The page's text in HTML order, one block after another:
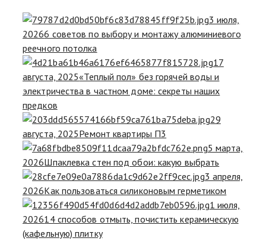
3 июля,
20266 советов по выбору и монтажу алюминиевого
реечного потолка
17
августа, 2025«Теплый пол» без горячей воды и
электричества в частном доме: секреты наших
предков
29
августа, 2025Ремонт квартиры П3
5 марта,
2026Шпаклевка стен под обои: какую выбрать
3 апреля,
2026Как пользоваться силиконовым герметиком
1 июля,
202614 способов отмыть, почистить керамическую
(кафельную) плитку